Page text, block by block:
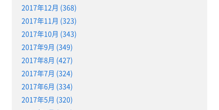
2017年12月 (368)
2017年11月 (323)
2017年10月 (343)
2017年9月 (349)
2017年8月 (427)
2017年7月 (324)
2017年6月 (334)
2017年5月 (320)